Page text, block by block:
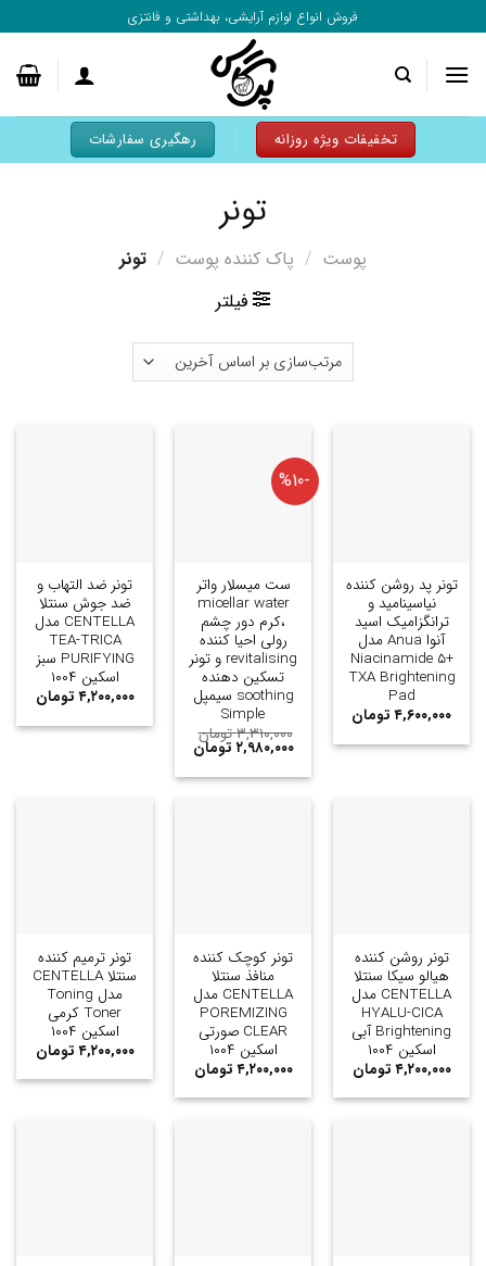
محتوا
بروید
فروش انواع لوازم آرایشی، بهداشتی و فانتزی
تخفیفات ویژه روزانه رهگیری سفارشات
تونر
پوست / پاک کننده پوست / تونر
فیلتر
تونر پد روشن کننده
نیاسینامید و
ترانگزامیک اسید
آنوا Anua مدل
Niacinamide 5+
TXA Brightening
Pad
۴,۶۰۰,۰۰۰ تومان
-%10
ست میسلار واتر
micellar water
،کرم دور چشم
رولی احیا کننده
revitalising و تونر
تسکین دهنده
soothing سیمپل
Simple
۳,۳۱۰,۰۰۰تومان
۲,۹۸۰,۰۰۰ تومان
تونر ضد التهاب و
ضد جوش سنتلا
CENTELLA مدل
TEA-TRICA
PURIFYING سبز
اسکین ۱۰۰۴
۴,۲۰۰,۰۰۰ تومان
تونر روشن کننده
هیالو سیکا سنتلا
CENTELLA مدل
HYALU-CICA
Brightening آبی
اسکین ۱۰۰۴
۴,۲۰۰,۰۰۰ تومان
تونر کوچک کننده
منافذ سنتلا
CENTELLA مدل
POREMIZING
CLEAR صورتی
اسکین ۱۰۰۴
۴,۲۰۰,۰۰۰ تومان
تونر ترمیم کننده
سنتلا CENTELLA
مدل Toning
Toner کرمی
اسکین ۱۰۰۴
۴,۲۰۰,۰۰۰ تومان